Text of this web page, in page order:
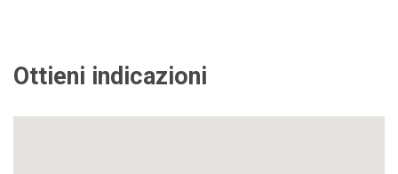
Ottieni indicazioni